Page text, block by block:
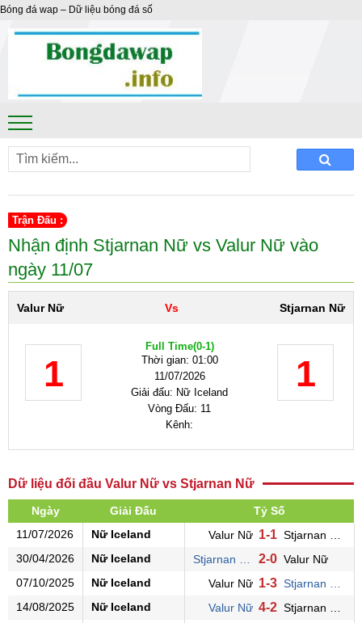
Bóng đá wap – Dữ liệu bóng đá số
Trận Đấu :
Nhận định Stjarnan Nữ vs Valur Nữ vào
ngày 11/07
Valur Nữ Vs Stjarnan Nữ
1
Full Time(0-1)
Thời gian: 01:00
11/07/2026
Giải đấu: Nữ Iceland
Vòng Đấu: 11
Kênh:
1
Dữ liệu đối đầu Valur Nữ vs Stjarnan Nữ
Ngày Giải Đấu
Tỷ Số
11/07/2026
Nữ Iceland Valur Nữ 1-1
30/04/2026
Nữ Iceland 2-0 Valur Nữ
07/10/2025
Nữ Iceland Valur Nữ 1-3
14/08/2025
Nữ Iceland Valur Nữ 4-2